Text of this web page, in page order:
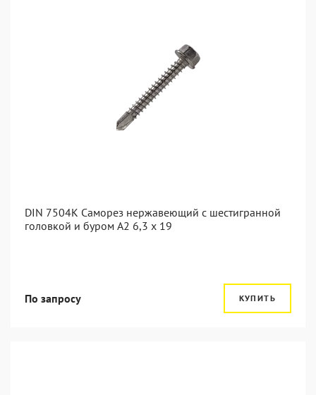
DIN 7504K Саморез нержавеющий с шестигранной
головкой и буром A2 6,3 x 19
По запросу КУПИТЬ